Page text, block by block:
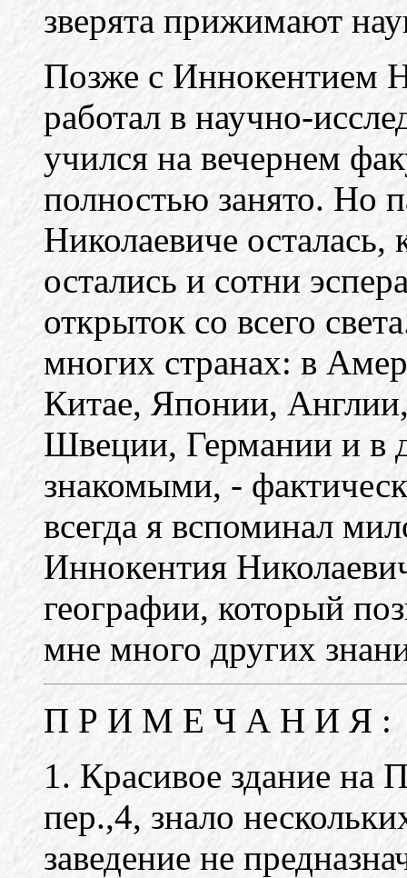
зверята прижимают
Позже с Иннокентием
работал в научно-
учился на вечернем
полностью занято. Но
Николаевиче осталась,
остались и сотни
открыток со всего
многих странах: в
Китае, Японии,
Швеции, Германии и в
знакомыми, -
всегда я вспоминал
Иннокентия
географии, который
мне много других
П Р И М Е Ч А Н И Я :
1. Красивое здание на
пер.,4, знало
заведение не